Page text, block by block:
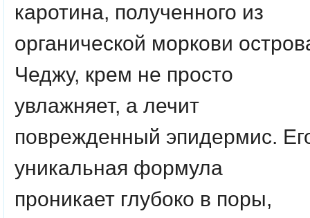
каротина, полученного из
органической моркови
Чеджу, крем не просто
увлажняет, а лечит
поврежденный эпидермис.
уникальная формула
проникает глубоко в поры,